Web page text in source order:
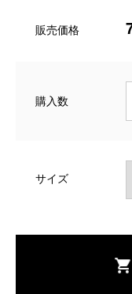
販売価格
購入数
サイズ